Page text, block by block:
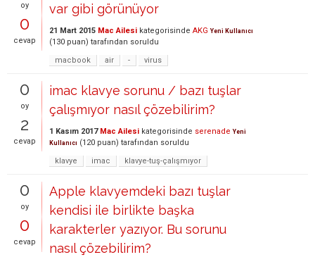
oy
0
cevap
var gibi görünüyor
21 Mart 2015 Mac Ailesi kategorisinde AKG Yeni Kullanıcı
(130 puan) tarafından soruldu
macbook
air - virus
0
oy
2
cevap
imac klavye sorunu / bazı tuşlar
çalışmıyor nasıl çözebilirim?
1 Kasım 2017 Mac Ailesi kategorisinde serenade Yeni
Kullanıcı (120 puan) tarafından soruldu
klavye
imac klavye-tuş-çalışmıyor
0
oy
0
cevap
Apple klavyemdeki bazı tuşlar
kendisi ile birlikte başka
karakterler yazıyor. Bu sorunu
nasıl çözebilirim?